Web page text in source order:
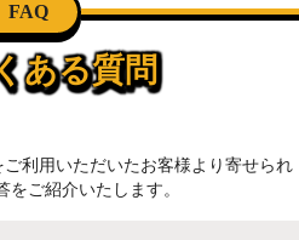
FAQ
ある質問
利用いただいたお客様より寄せられ
をご紹介いたします。